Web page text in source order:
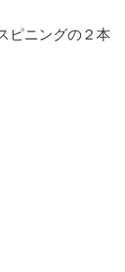
ピニングの２本